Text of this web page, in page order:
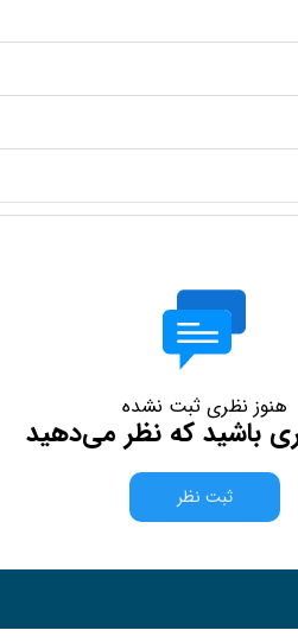
هنوز نظری ثبت نشده
باشید که نظر می‌دهید
ثبت نظر